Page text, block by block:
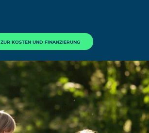
ZUR KOSTEN UND FINANZIERUNG